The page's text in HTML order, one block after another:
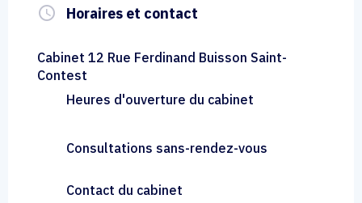
query_builder Horaires et contact
Cabinet 12 Rue Ferdinand Buisson Saint-
Contest
Heures d'ouverture du cabinet
Consultations sans-rendez-vous
Contact du cabinet